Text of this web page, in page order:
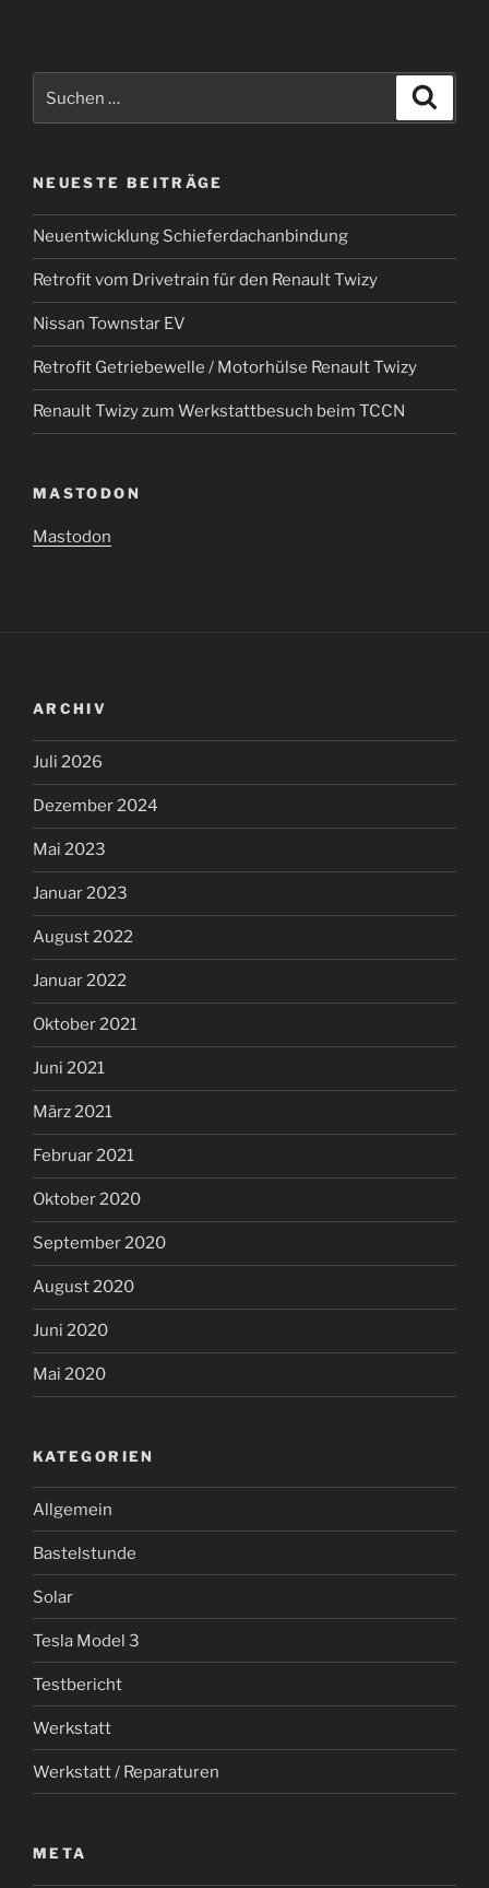
nach:
NEUESTE BEITRÄGE
Neuentwicklung Schieferdachanbindung
Retrofit vom Drivetrain für den Renault Twizy
Nissan Townstar EV
Retrofit Getriebewelle / Motorhülse Renault Twizy
Renault Twizy zum Werkstattbesuch beim TCCN
MASTODON
Mastodon
ARCHIV
Juli 2026
Dezember 2024
Mai 2023
Januar 2023
August 2022
Januar 2022
Oktober 2021
Juni 2021
März 2021
Februar 2021
Oktober 2020
September 2020
August 2020
Juni 2020
Mai 2020
KATEGORIEN
Allgemein
Bastelstunde
Solar
Tesla Model 3
Testbericht
Werkstatt
Werkstatt / Reparaturen
META